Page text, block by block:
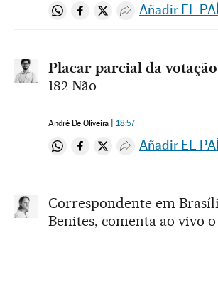
Compartir en Whatsapp
Compartir en Facebook
Compartir en Twitter
Desplegar Redes
Añadir EL
Placar parcial da votação
182 Não
André De Oliveira 18:57
Compartir en Whatsapp
Compartir en Facebook
Compartir en Twitter
Desplegar Redes
Añadir EL
Correspondente em
Benites, comenta ao vivo